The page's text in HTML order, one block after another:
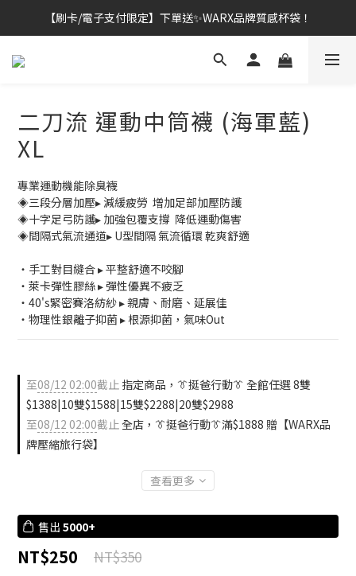
👔挺爸行動：全館襪款【最低$149起】✨立即下單！
二刀流 運動中筒襪 (海軍藍)
XL
專業運動機能除臭襪
◈三段分層加壓▸ 減緩疲勞  增加足部加壓防護
◈十字足弓防護▸ 加強包覆支撐  降低運動傷害​
◈間隔式氣流通道▸ U型間隔 氣流循環 乾爽舒適
・手工對目縫合 ▸ 平整舒適不咬腳
・萊卡彈性膠絲 ▸ 彈性優異不疲乏
・40's緊密賽洛紡紗 ▸ 親膚、耐磨、延展佳
・物理性銀離子抑菌 ▸ 根源抑菌，氣味Out
至08/12 02:00截止 指定商品，👔挺爸行動👔 全館任選 8雙
$1388|10雙$1588|15雙$2288|20雙$2988
至08/12 02:00截止全店，👔挺爸行動👔滿$1888 贈【WARX品
牌壓縮旅行袋】
查看更多
售出 5000+
NT$250 NT$350